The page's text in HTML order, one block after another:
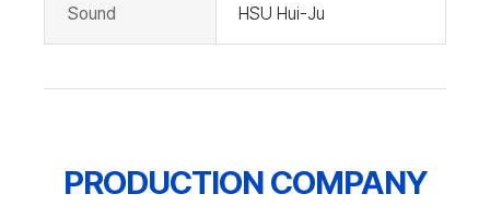
Sound HSU Hui-Ju
PRODUCTION COMPANY